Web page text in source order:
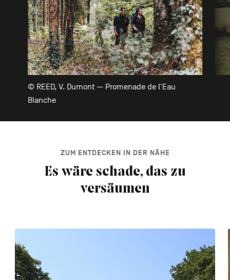
© REED, V. Dumont — Promenade de l'Eau
Blanche
ZUM ENTDECKEN IN DER NÄHE
Es wäre schade, das zu
versäumen